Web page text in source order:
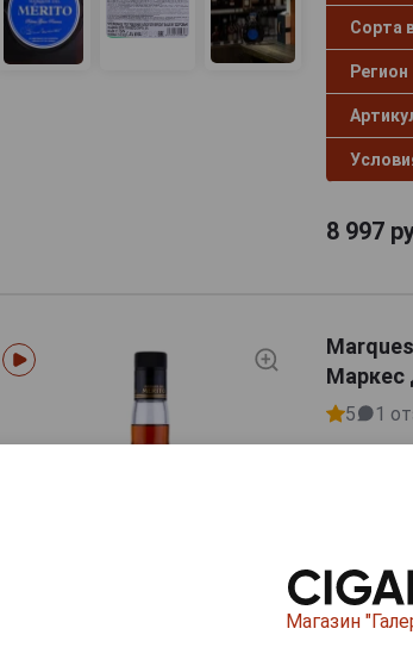
сохранять стиль, который формировался
подлинного хересного бренди и культурного
Сорта
Регион
8 997
Маркес
5 1
Магазин